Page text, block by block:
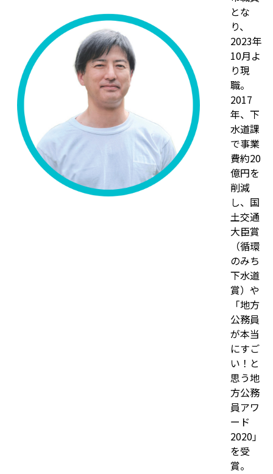
とな
り、
2023年
10月よ
り現
職。
2017
年、下
水道課
で事業
費約20
億円を
削減
し、国
土交通
大臣賞
（循環
のみち
下水道
賞）や
「地方
公務員
が本当
にすご
い！と
思う地
方公務
員アワ
ード
2020」
を受
賞。